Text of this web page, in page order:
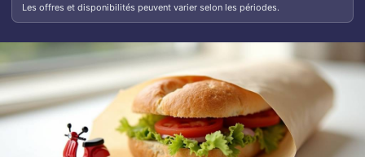
Les offres et disponibilités peuvent varier selon les périodes.